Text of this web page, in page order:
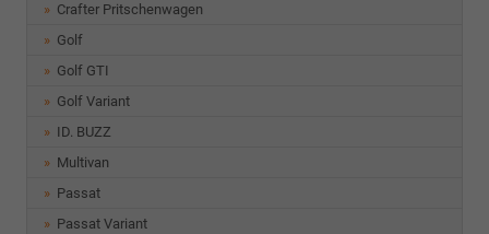
Crafter Pritschenwagen
Golf
Golf GTI
Golf Variant
ID. BUZZ
Multivan
Passat
Passat Variant